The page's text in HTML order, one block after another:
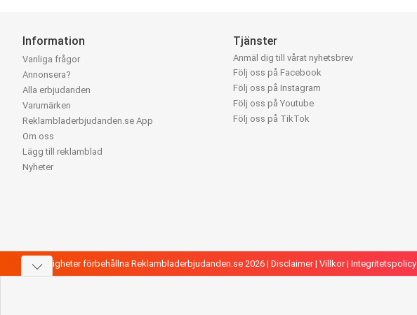
Information
Vanliga frågor
Annonsera?
Alla erbjudanden
Varumärken
Reklambladerbjudanden.se App
Om oss
Lägg till reklamblad
Nyheter
Tjänster
Anmäl dig till vårat nyhetsbrev
Följ oss på Facebook
Följ oss på Instagram
Följ oss på Youtube
Följ oss på TikTok
Alla rättigheter förbehållna Reklambladerbjudanden.se 2026 | Disclaimer| Villkor| Integritetspolicy